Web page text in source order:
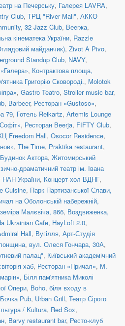
на Печерську, Галерея LAVRA,
Club, ТРЦ "River Mall", АККО
, 32 Jazz Club, Beerжа,
кінематека України, Razzle
майданчик), Zivot A Pivo,
Standup Club, NAVY,
, Контрактова площа,
Григорію Сковороді., Molotok
, Gastro Teatro, Stroller music bar,
, Barbeer, Ресторан «Gustoso»,
79, Готель Reikartz, Artemis Lounge
, Ресторан Beerja, FIFTY Club,
Freedom Hall, Osocor Residence,
, The Time, Praktika restaurant,
Будинок Актора, Житомирський
драматичний театр ім. Івана
НАН України, Концерт-хол ВДНГ,
Cuisine, Парк Партизанської Слави,
на Оболонській набережній,
Малєвіча, 86б, Воздвиженка,
Ukrainian Cafe, HayLoft 2.0,
Hall, Вугілля, Арт-Студія
, вул. Олеся Гончара, 30А,
палац", Київський академічний
хаб, Ресторан «Причал», М.
, Біля пам'ятника Миколі
Опери, Boho, біля входу в
Бочка Pub, Urban Grill, Театр Сірого
/ Kultura, Red Sox,
, Barvy restaurant bar, Ресто-клуб